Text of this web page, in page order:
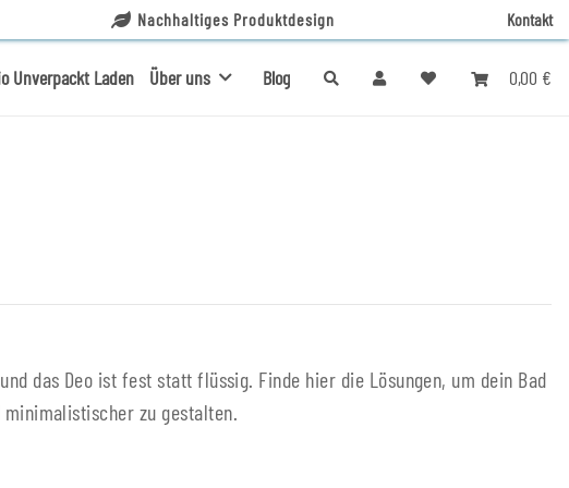
Nachhaltiges Produktdesign Kontakt
0,00 €
Unverpackt Laden Über uns Blog
zu gestalten.